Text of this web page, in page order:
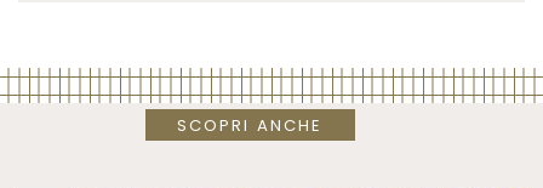
SCOPRI ANCHE